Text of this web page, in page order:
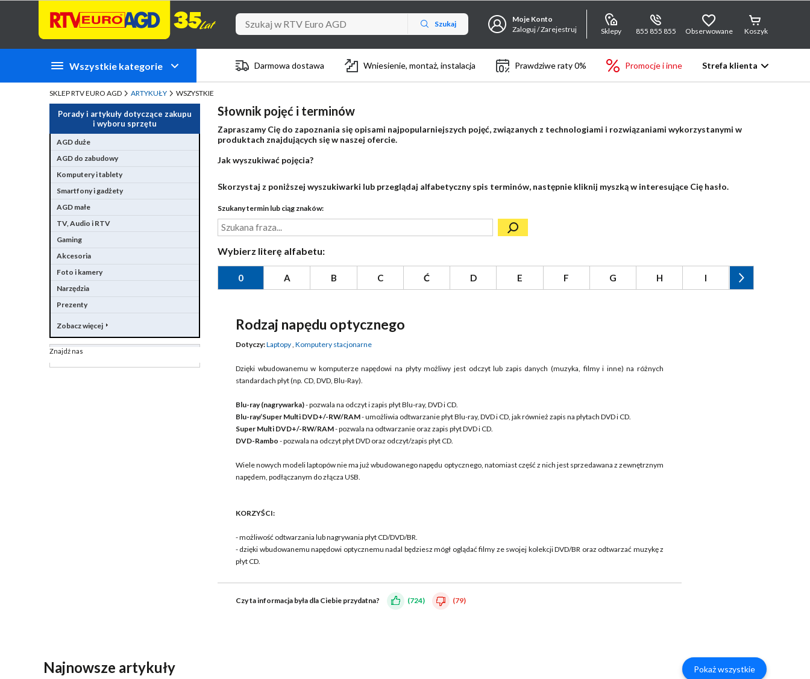
Szukaj
Moje Konto
Zaloguj / Zarejestruj
Sklepy 855 855 855 Obserwowane Koszyk
Wszystkie kategorie Darmowa dostawa Wniesienie, montaż, instalacja Prawdziwe raty 0% Promocje i inne Strefa klienta
SKLEP RTV EURO AGD ARTYKUŁY WSZYSTKIE
Porady i artykuły dotyczące zakupu
i wyboru sprzętu
AGD duże
AGD do zabudowy
Komputery i tablety
Smartfony i gadżety
AGD małe
TV, Audio i RTV
Gaming
Akcesoria
Foto i kamery
Narzędzia
Prezenty
Zobacz więcej
Znajdź nas
Słownik pojęć i terminów
Zapraszamy Cię do zapoznania się opisami najpopularniejszych pojęć, związanych z technologiami i rozwiązaniami wykorzystanymi w
produktach znajdujących się w naszej ofercie.
Jak wyszukiwać pojęcia?
Skorzystaj z poniższej wyszukiwarki lub przeglądaj alfabetyczny spis terminów, następnie kliknij myszką w interesujące Cię hasło.
Szukany termin lub ciąg znaków:
Wybierz literę alfabetu:
0 A B C Ć D E F G H I
Rodzaj napędu optycznego
Dotyczy:Laptopy, Komputery stacjonarne
Dzięki wbudowanemu w komputerze napędowi na płyty możliwy jest odczyt lub zapis danych (muzyka, filmy i inne) na różnych
standardach płyt (np. CD, DVD, Blu-Ray).
Blu-ray (nagrywarka)- pozwala na odczyt i zapis płyt Blu-ray, DVD i CD.
Blu-ray/Super Multi DVD+/-RW/RAM- umożliwia odtwarzanie płyt Blu-ray, DVD i CD, jak również zapis na płytach DVD i CD.
Super Multi DVD+/-RW/RAM- pozwala na odtwarzanie oraz zapis płyt DVD i CD.
DVD-Rambo - pozwala na odczyt płyt DVD oraz odczyt/zapis płyt CD.
Wiele nowych modeli laptopów nie ma już wbudowanego napędu optycznego, natomiast część z nich jest sprzedawana z zewnętrznym
napędem, podłączanym do złącza USB.
KORZYŚCI:
- możliwość odtwarzania lub nagrywania płyt CD/DVD/BR.
- dzięki wbudowanemu napędowi optycznemu nadal będziesz mógł oglądać filmy ze swojej kolekcji DVD/BR oraz odtwarzać muzykę z
płyt CD.
Czy ta informacja była dla Ciebie przydatna? (724) (79)
Najnowsze artykuły Pokaż wszystkie